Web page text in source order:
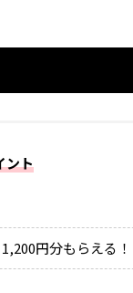
ント
円分もらえる！